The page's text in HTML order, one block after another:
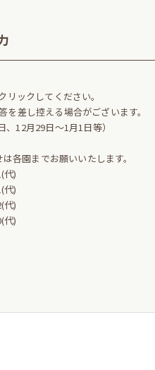
ックしてください。
差し控える場合がございます。
、12月29日～1月1日等）
各園までお願いいたします。
)
)
)
代)